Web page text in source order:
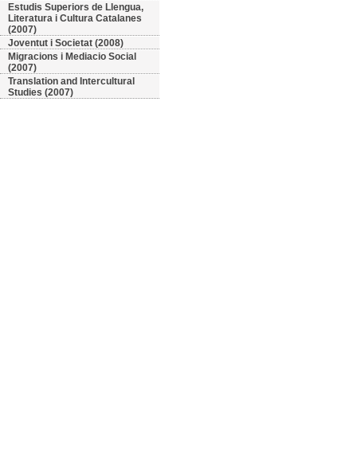
Estudis Superiors de Llengua,
Literatura i Cultura Catalanes
(2007)
Joventut i Societat (2008)
Migracions i Mediacio Social
(2007)
Translation and Intercultural
Studies (2007)